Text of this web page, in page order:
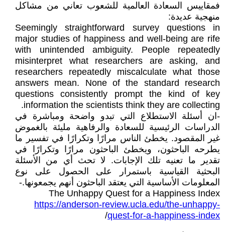
فمقاييس السعادة العالمية للشعوب تعاني من مشاكل
منهجية عديدة:
Seemingly straightforward survey questions in
major studies of happiness and well-being are rife
with unintended ambiguity. People repeatedly
misinterpret what researchers are asking, and
researchers repeatedly miscalculate what those
answers mean. None of the standard research
questions consistently prompt the kind of key
information the scientists think they are collecting.
-ان أسئلة الاستطلاع التي تبدو واضحة ومباشرة في
الدراسات الرئيسية للسعادة والرفاهية مليئة بالغموض
غير المقصود. يخطئ الناس مرارًا وتكرارًا في تفسير ما
يطرحه الباحثون، ويخطئ الباحثون مرارًا وتكرارًا في
تقدير ما تعنيه تلك الإجابات. لا تحث أي من الأسئلة
البحثية القياسية باستمرار على الحصول على نوع
المعلومات الأساسية التي يعتقد الباحثون أنهم يجمعونها.-
The Unhappy Quest for a Happiness Index
https://anderson-review.ucla.edu/the-unhappy-
quest-for-a-happiness-index
/